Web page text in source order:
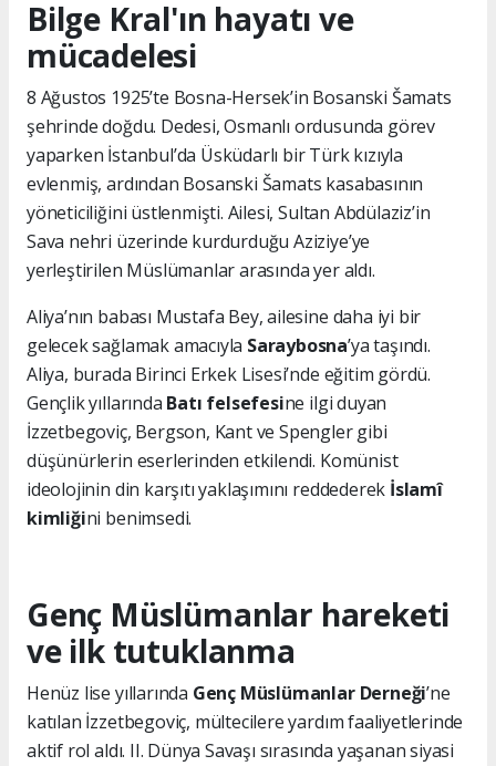
Bilge Kral'ın hayatı ve
mücadelesi
8 Ağustos 1925’te Bosna-Hersek’in Bosanski Šamats
şehrinde doğdu. Dedesi, Osmanlı ordusunda görev
yaparken İstanbul’da Üsküdarlı bir Türk kızıyla
evlenmiş, ardından Bosanski Šamats kasabasının
yöneticiliğini üstlenmişti. Ailesi, Sultan Abdülaziz’in
Sava nehri üzerinde kurdurduğu Aziziye’ye
yerleştirilen Müslümanlar arasında yer aldı.
Aliya’nın babası Mustafa Bey, ailesine daha iyi bir
gelecek sağlamak amacıyla Saraybosna’ya taşındı.
Aliya, burada Birinci Erkek Lisesi’nde eğitim gördü.
Gençlik yıllarında Batı felsefesine ilgi duyan
İzzetbegoviç, Bergson, Kant ve Spengler gibi
düşünürlerin eserlerinden etkilendi. Komünist
ideolojinin din karşıtı yaklaşımını reddederek İslamî
kimliğini benimsedi.
Genç Müslümanlar hareketi
ve ilk tutuklanma
Henüz lise yıllarında Genç Müslümanlar Derneği’ne
katılan İzzetbegoviç, mültecilere yardım faaliyetlerinde
aktif rol aldı. II. Dünya Savaşı sırasında yaşanan siyasi